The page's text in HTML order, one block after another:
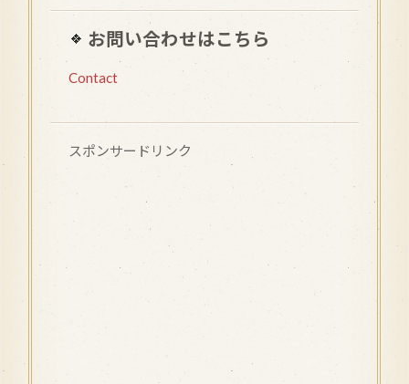
お問い合わせはこちら
Contact
スポンサードリンク